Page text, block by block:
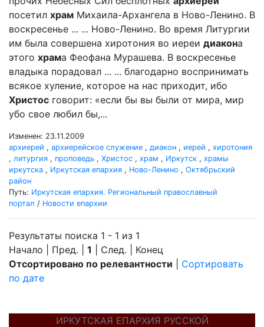
посетил храм Михаила-Архангела в Ново-Ленино. В
воскресенье ... ... Ново-Ленино. Во время Литургии
им была совершена хиротония во иереи диакона
этого храма Феофана Мурашева. В воскресенье
владыка порадовал ... ... благодарно воспринимать
всякое хуление, которое на нас приходит, ибо
Христос говорит: «если бы вы были от мира, мир
убо свое любил бы,...
Изменен: 23.11.2009
архиерей , архиерейское служение , диакон , иерей , хиротония
, литургия , проповедь , Христос , храм , Иркутск , храмы
иркутска , Иркутская епархия , Ново-Ленино , Октябрьский
район
Путь: Иркутская епархия. Региональный православный
портал / Новости епархии
Результаты поиска 1 - 1 из 1
Начало | Пред. | 1 | След. | Конец
Отсортировано по релевантности
Сортировать
по дате
ИРКУТСКАЯ ЕПАРХИЯ РУССКОЙ